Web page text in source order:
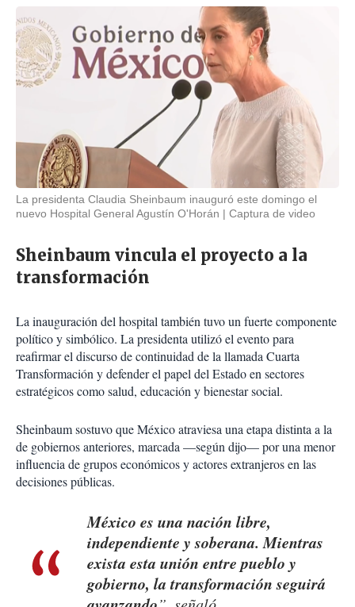
La presidenta Claudia Sheinbaum inauguró este domingo el
nuevo Hospital General Agustín O'Horán
Captura de video
Sheinbaum vincula el proyecto a la
transformación
La inauguración del hospital también tuvo un fuerte componente
político y simbólico. La presidenta utilizó el evento para
reafirmar el discurso de continuidad de la llamada Cuarta
Transformación y defender el papel del Estado en sectores
estratégicos como salud, educación y bienestar social.
Sheinbaum sostuvo que México atraviesa una etapa distinta a la
de gobiernos anteriores, marcada —según dijo— por una menor
influencia de grupos económicos y actores extranjeros en las
decisiones públicas.
México es una nación libre,
independiente y soberana. Mientras
exista esta unión entre pueblo y
gobierno, la transformación seguirá